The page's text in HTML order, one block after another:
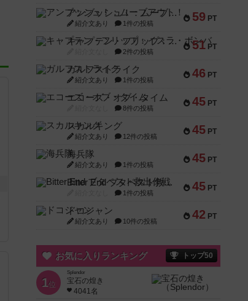
59 PT
アンブッシュ！：ムーブアウト！
紹介文あり 1件の投稿
51 PT
キャプテン・フリップ：イスラ・ボンバ
2件の投稿
46 PT
ガルフストライク
紹介文あり 1件の投稿
45 PT
エコーズ・オブ・タイム
8件の投稿
45 PT
スカルキング
紹介文あり 12件の投稿
45 PT
海兵隊
紹介文あり 1件の投稿
45 PT
Bitter End ブタペスト救出作戦
1件の投稿
42 PT
ドコジャン
紹介文あり 10件の投稿
お気に入りランキング トップ50
1位
Splendor
宝石の煌き
4041名